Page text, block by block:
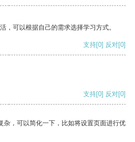
，可以根据自己的需求选择学习方式。
支持[0] 反对[0]
支持[0] 反对[0]
杂，可以简化一下，比如将设置页面进行优